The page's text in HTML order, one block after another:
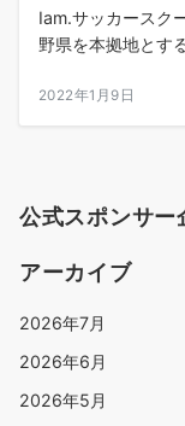
Iam.サッカースク
野県を本拠地とす
2022年1月9日
公式スポンサー
アーカイブ
2026年7月
2026年6月
2026年5月